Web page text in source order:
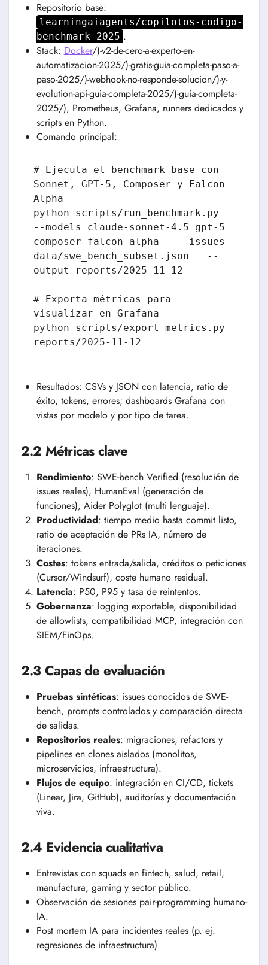
Repositorio base:
learningaiagents/copilotos-codigo-
benchmark-2025 .
Stack: Docker/)-v2-de-cero-a-experto-en-
automatizacion-2025/)-gratis-guia-completa-paso-a-
paso-2025/)-webhook-no-responde-solucion/)-y-
evolution-api-guia-completa-2025/)-guia-completa-
2025/), Prometheus, Grafana, runners dedicados y
scripts en Python.
Comando principal:
# Ejecuta el benchmark base con
Sonnet, GPT-5, Composer y Falcon
Alpha
python scripts/run_benchmark.py
--models claude-sonnet-4.5 gpt-5
composer falcon-alpha   --issues
data/swe_bench_subset.json   --
output reports/2025-11-12
# Exporta métricas para
visualizar en Grafana
python scripts/export_metrics.py
reports/2025-11-12
Resultados: CSVs y JSON con latencia, ratio de
éxito, tokens, errores; dashboards Grafana con
vistas por modelo y por tipo de tarea.
2.2 Métricas clave
Rendimiento: SWE-bench Verified (resolución de
issues reales), HumanEval (generación de
funciones), Aider Polyglot (multi lenguaje).
Productividad: tiempo medio hasta commit listo,
ratio de aceptación de PRs IA, número de
iteraciones.
Costes: tokens entrada/salida, créditos o peticiones
(Cursor/Windsurf), coste humano residual.
Latencia: P50, P95 y tasa de reintentos.
Gobernanza: logging exportable, disponibilidad
de allowlists, compatibilidad MCP, integración con
SIEM/FinOps.
2.3 Capas de evaluación
Pruebas sintéticas: issues conocidos de SWE-
bench, prompts controlados y comparación directa
de salidas.
Repositorios reales: migraciones, refactors y
pipelines en clones aislados (monolitos,
microservicios, infraestructura).
Flujos de equipo: integración en CI/CD, tickets
(Linear, Jira, GitHub), auditorías y documentación
viva.
2.4 Evidencia cualitativa
Entrevistas con squads en fintech, salud, retail,
manufactura, gaming y sector público.
Observación de sesiones pair-programming humano-
IA.
Post mortem IA para incidentes reales (p. ej.
regresiones de infraestructura).